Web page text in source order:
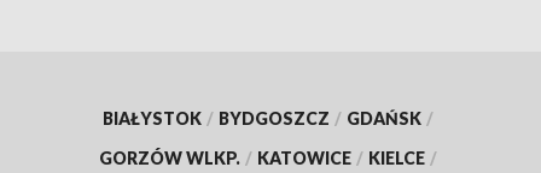
BIAŁYSTOK / BYDGOSZCZ / GDAŃSK /
GORZÓW WLKP. / KATOWICE / KIELCE /